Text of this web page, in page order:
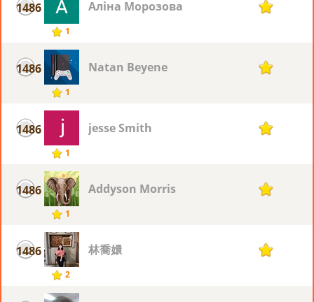
1486
1
Аліна Морозова 1
1486
1
Natan Beyene 1
1486
1
jesse Smith 1
1486
1
Addyson Morris 1
1486
2
林喬嬛 1